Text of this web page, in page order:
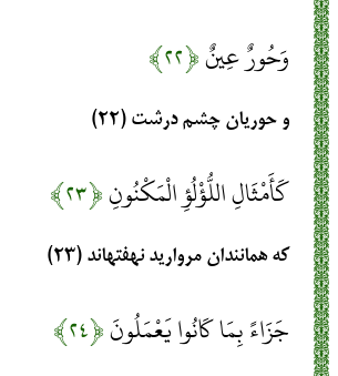
وَحُورٌ عِينٌ﴿۲۲﴾
و حوريان چشم درشت‏ (۲۲)
كَأَمْثَالِ اللُّؤْلُؤِ الْمَكْنُونِ﴿۲۳﴾
كه همانندان مرواريد نهفته‏اند (۲۳)
جَزَاءً بِمَا كَانُوا يَعْمَلُونَ﴿۲۴﴾